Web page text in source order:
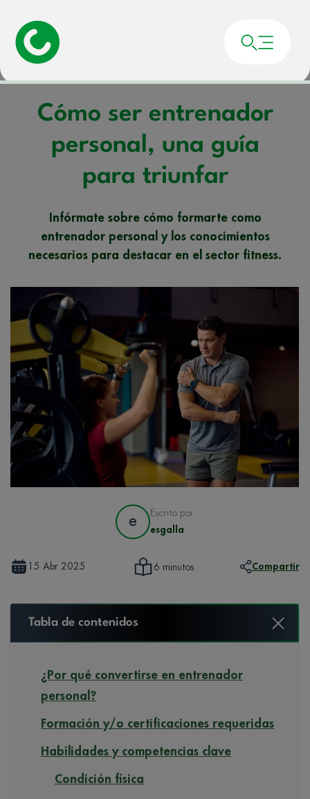
Portada»
Cómo ser entrenador
personal, una guía
para triunfar
Infórmate sobre cómo formarte como
entrenador personal y los conocimientos
necesarios para destacar en el sector fitness.
e
Escrito por
esgalla
15 Abr 2025 6 minutos Compartir
Tabla de contenidos
¿Por qué convertirse en entrenador
personal?
Formación y/o certificaciones requeridas
Habilidades y competencias clave
Condición física